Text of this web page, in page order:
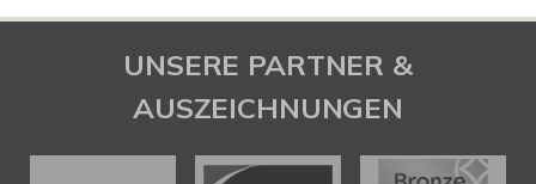
UNSERE PARTNER &
AUSZEICHNUNGEN